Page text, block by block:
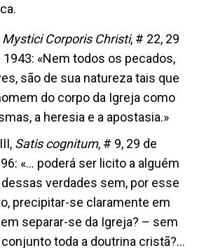
Mystici Corporis Christi, # 22, 29
1943: «Nem todos os pecados,
são de sua natureza tais que
do corpo da Igreja como
a heresia e a apostasia.»
Satis cognitum, # 9, 29 de
: «… poderá ser licito a alguém
verdades sem, por esse
precipitar-se claramente em
separar-se da Igreja? – sem
toda a doutrina cristã?…